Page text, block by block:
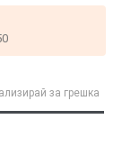
за грешка